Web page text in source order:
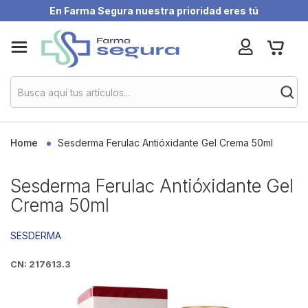
En Farma Segura nuestra prioridad eres tú
to
Content
My
Home Sesderma Ferulac Antióxidante Gel Crema 50ml
Sesderma Ferulac Antióxidante Gel
Crema 50ml
SESDERMA
CN: 217613.3